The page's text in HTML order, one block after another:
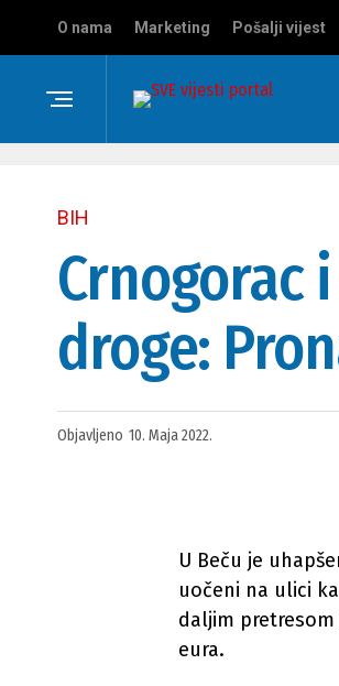
O nama Marketing Pošalji vijest
BIH
Crnogorac
droge:
Objavljeno 10. Maja 2022.
U Beču je
uočeni na ulici
daljim pretresom
eura.